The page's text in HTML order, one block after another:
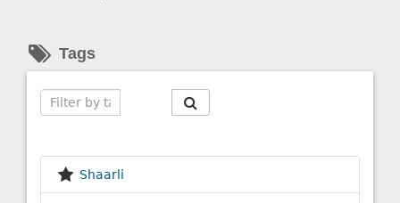
Tags
Shaarli